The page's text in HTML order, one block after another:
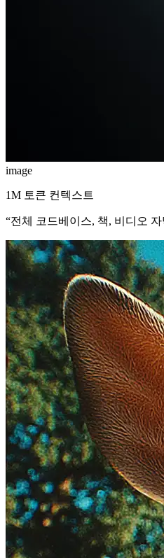
image
1M 토큰 컨텍스트
“전체 코드베이스, 책, 비디오